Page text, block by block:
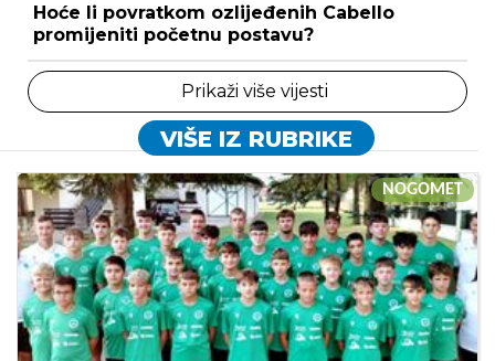
Hoće li povratkom ozlijeđenih Cabello
promijeniti početnu postavu?
Prikaži više vijesti
VIŠE IZ RUBRIKE
NOGOMET